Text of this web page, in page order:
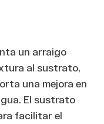
un arraigo
al sustrato,
una mejora en
El sustrato
facilitar el